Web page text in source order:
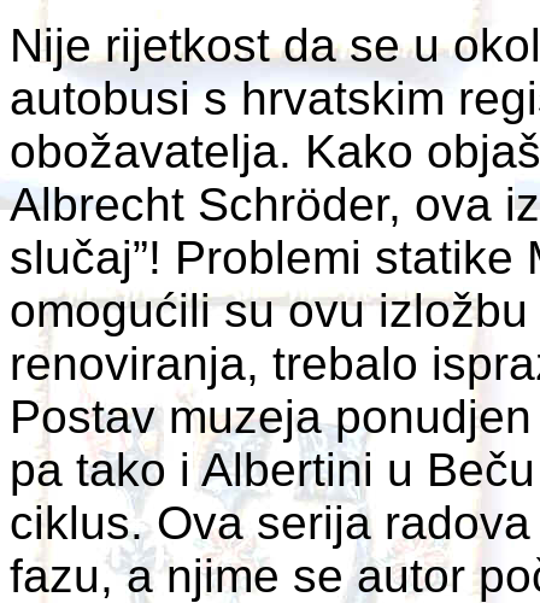
Nije rijetkost da se u
autobusi s hrvatskim
obožavatelja. Kako
Albrecht Schröder, ova
slučaj”! Problemi
omogućili su ovu
renoviranja, trebalo
Postav muzeja
pa tako i Albertini u
ciklus. Ova serija
fazu, a njime se autor